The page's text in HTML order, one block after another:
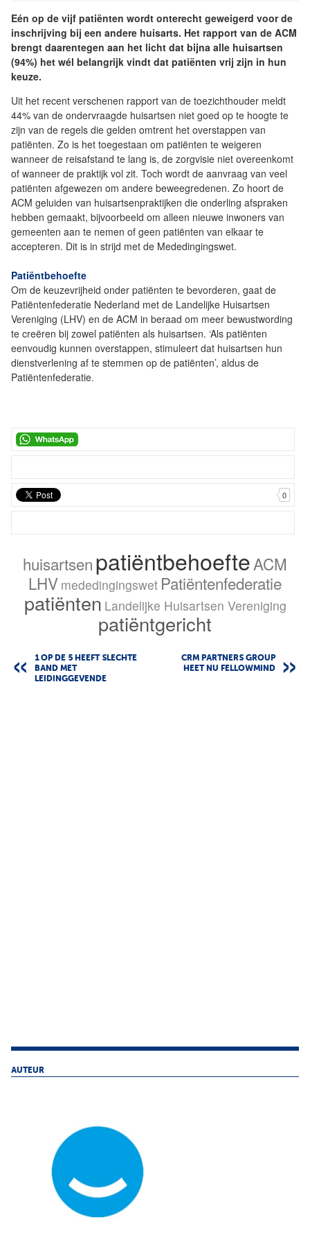
Eén op de vijf patiënten wordt onterecht geweigerd voor de
inschrijving bij een andere huisarts. Het rapport van de ACM
brengt daarentegen aan het licht dat bijna alle huisartsen
(94%) het wél belangrijk vindt dat patiënten vrij zijn in hun
keuze.
Uit het recent verschenen rapport van de toezichthouder meldt
44% van de ondervraagde huisartsen niet goed op te hoogte te
zijn van de regels die gelden omtrent het overstappen van
patiënten. Zo is het toegestaan om patiënten te weigeren
wanneer de reisafstand te lang is, de zorgvisie niet overeenkomt
of wanneer de praktijk vol zit. Toch wordt de aanvraag van veel
patiënten afgewezen om andere beweegredenen. Zo hoort de
ACM geluiden van huisartsenpraktijken die onderling afspraken
hebben gemaakt, bijvoorbeeld om alleen nieuwe inwoners van
gemeenten aan te nemen of geen patiënten van elkaar te
accepteren. Dit is in strijd met de Mededingingswet.
Patiëntbehoefte
Om de keuzevrijheid onder patiënten te bevorderen, gaat de
Patiëntenfederatie Nederland met de Landelijke Huisartsen
Vereniging (LHV) en de ACM in beraad om meer bewustwording
te creëren bij zowel patiënten als huisartsen. ‘Als patiënten
eenvoudig kunnen overstappen, stimuleert dat huisartsen hun
dienstverlening af te stemmen op de patiënten’, aldus de
Patiëntenfederatie.
0
huisartsenpatiëntbehoefteACM
LHV mededingingswet Patiëntenfederatie
patiënten Landelijke Huisartsen Vereniging
patiëntgericht
1 OP DE 5 HEEFT SLECHTE
BAND MET
LEIDINGGEVENDE
CRM PARTNERS GROUP
HEET NU FELLOWMIND
AUTEUR